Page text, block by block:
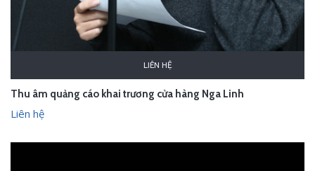
LIÊN HỆ
Thu âm quảng cáo khai trương cửa hàng Nga Linh
Liên hệ